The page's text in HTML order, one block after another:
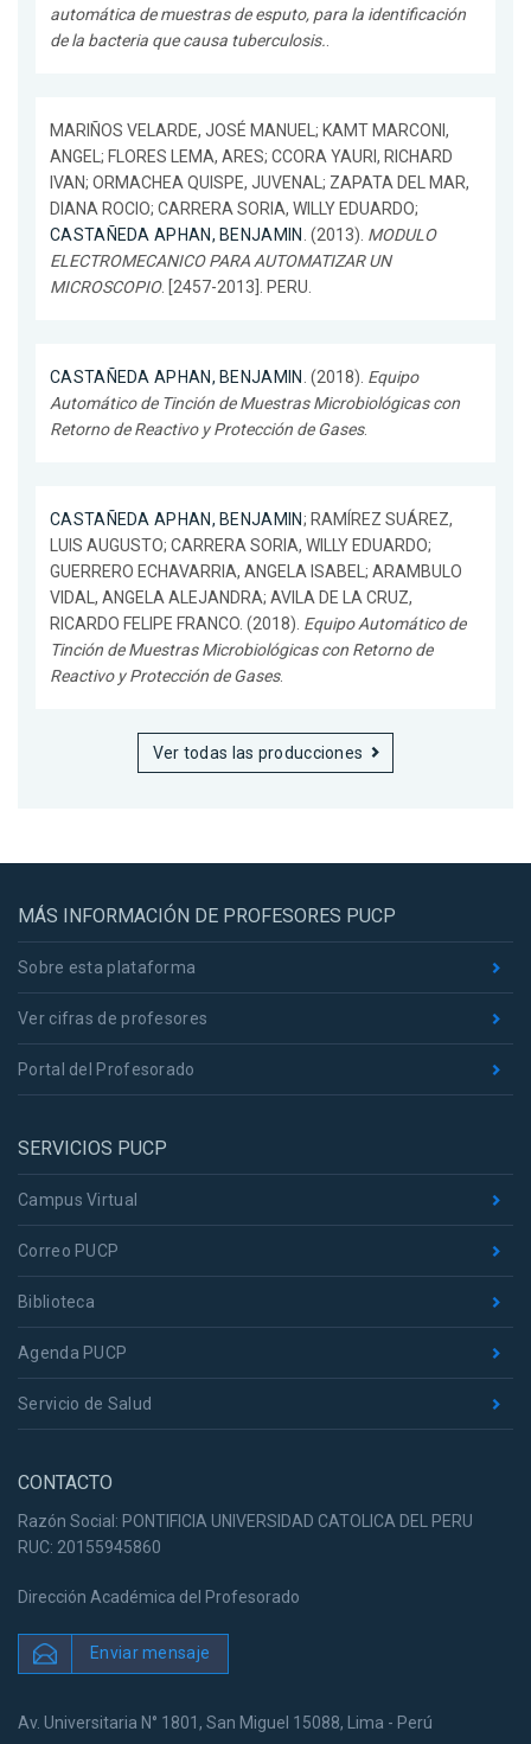
automática de muestras de esputo, para la identificación
de la bacteria que causa tuberculosis.
MARIÑOS VELARDE, JOSÉ MANUEL; KAMT MARCONI,
ANGEL; FLORES LEMA, ARES; CCORA YAURI, RICHARD
IVAN; ORMACHEA QUISPE, JUVENAL; ZAPATA DEL MAR,
DIANA ROCIO; CARRERA SORIA, WILLY EDUARDO;
CASTAÑEDA APHAN, BENJAMIN . (2013). MODULO
ELECTROMECANICO PARA AUTOMATIZAR UN
MICROSCOPIO. [2457-2013]. PERU.
CASTAÑEDA APHAN, BENJAMIN . (2018). Equipo
Automático de Tinción de Muestras Microbiológicas con
Retorno de Reactivo y Protección de Gases.
CASTAÑEDA APHAN, BENJAMIN; RAMÍREZ SUÁREZ,
LUIS AUGUSTO; CARRERA SORIA, WILLY EDUARDO;
GUERRERO ECHAVARRIA, ANGELA ISABEL; ARAMBULO
VIDAL, ANGELA ALEJANDRA; AVILA DE LA CRUZ,
RICARDO FELIPE FRANCO. (2018). Equipo Automático de
Tinción de Muestras Microbiológicas con Retorno de
Reactivo y Protección de Gases.
Ver todas las producciones
MÁS INFORMACIÓN DE PROFESORES PUCP
Sobre esta plataforma
Ver cifras de profesores
Portal del Profesorado
SERVICIOS PUCP
Campus Virtual
Correo PUCP
Biblioteca
Agenda PUCP
Servicio de Salud
CONTACTO
Razón Social: PONTIFICIA UNIVERSIDAD CATOLICA DEL PERU
RUC: 20155945860
Dirección Académica del Profesorado
Enviar mensaje
Av. Universitaria N° 1801, San Miguel 15088, Lima - Perú